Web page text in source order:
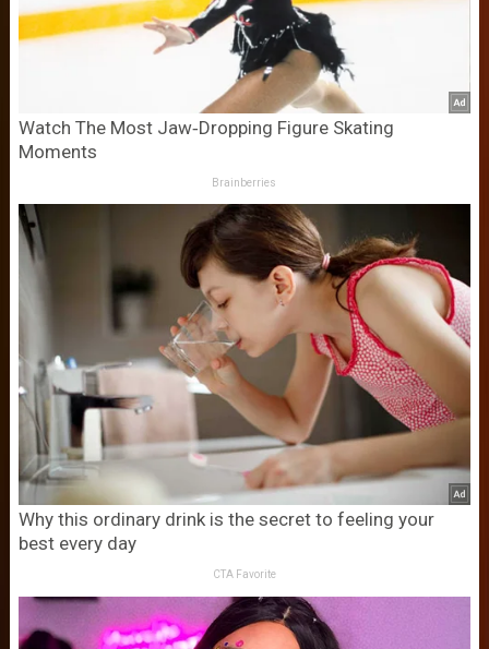
Watch The Most Jaw‑Dropping Figure Skating
Moments
Brainberries
Why this ordinary drink is the secret to feeling your
best every day
CTA Favorite